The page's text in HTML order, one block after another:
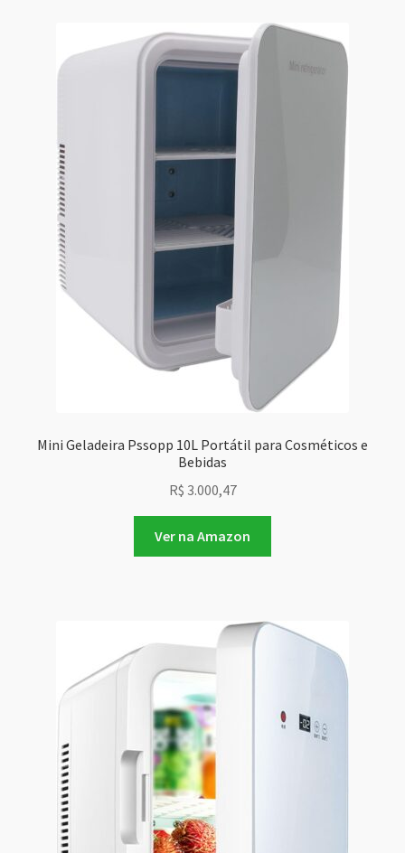
Mini Geladeira Pssopp 10L Portátil para Cosméticos e
Bebidas
R$ 3.000,47
Ver na Amazon